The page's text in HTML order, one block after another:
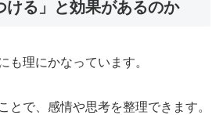
ける」と効果があるのか
も理にかなっています。
とで、感情や思考を整理できます。